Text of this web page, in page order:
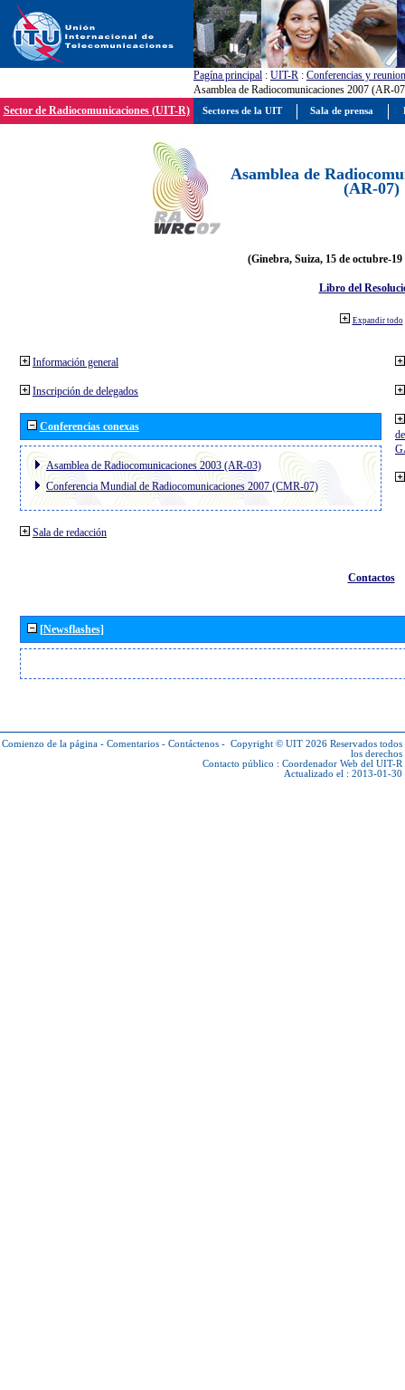
Pagína principal : UIT-R : Conferencias y
Asamblea de Radiocomunicaciones 2007 (AR-
Sector de Radiocomunicaciones (UIT-R)
Asamblea de
(AR-07)
(Ginebra, Suiza, 15 de octubre-19
Libro del
Expandir todo
Información general
Inscripción de delegados
Conferencias conexas
Asamblea de Radiocomunicaciones 2003 (AR-03)
Conferencia Mundial de Radiocomunicaciones 2007 (CMR-07)
Sala de redacción
Contactos
[Newsflashes]
Comienzo de la página - Comentarios - Contáctenos - Copyright © UIT 2026 Reservados todos
los derechos
Contacto público : Coordenador Web del UIT-R
Actualizado el : 2013-01-30
Sectores de la UIT Sala de prensa